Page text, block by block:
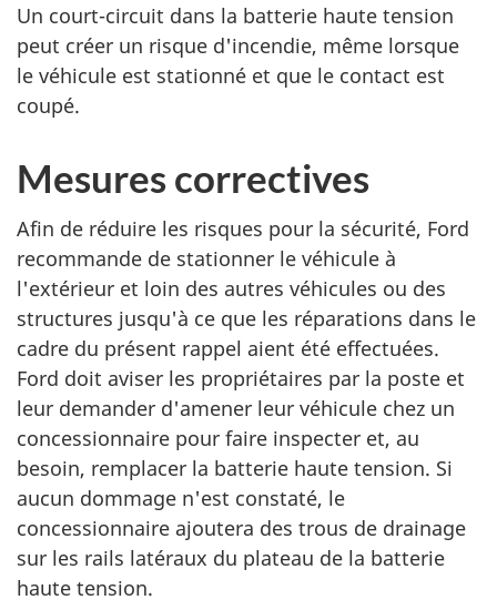
Un court-circuit dans la batterie haute tension
peut créer un risque d'incendie, même lorsque
le véhicule est stationné et que le contact est
coupé.
Mesures correctives
Afin de réduire les risques pour la sécurité, Ford
recommande de stationner le véhicule à
l'extérieur et loin des autres véhicules ou des
structures jusqu'à ce que les réparations dans le
cadre du présent rappel aient été effectuées.
Ford doit aviser les propriétaires par la poste et
leur demander d'amener leur véhicule chez un
concessionnaire pour faire inspecter et, au
besoin, remplacer la batterie haute tension. Si
aucun dommage n'est constaté, le
concessionnaire ajoutera des trous de drainage
sur les rails latéraux du plateau de la batterie
haute tension.